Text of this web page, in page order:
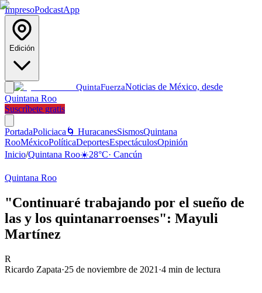
ImpresoPodcastApp
Edición
QuintaFuerzaNoticias de México, desde
Quintana Roo
Suscríbete gratis
PortadaPoliciaca 🌀 HuracanesSismosQuintana
RooMéxicoPolíticaDeportesEspectáculosOpinión
Inicio/Quintana Roo☀️28°C· Cancún
Quintana Roo
"Continuaré trabajando por el sueño de
las y los quintanarroenses": Mayuli
Martínez
R
Ricardo Zapata·25 de noviembre de 2021 ·4 min de lectura